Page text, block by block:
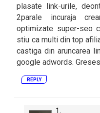
plasate link-urile,
2parale incuraja
optimizate super-seo
stiu ca multi din top
castiga din aruncarea
google adwords.
REPLY